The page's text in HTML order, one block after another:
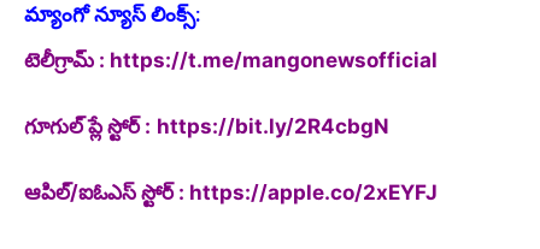
మ్యాంగో న్యూస్ లింక్స్:
టెలీగ్రామ్ : https://t.me/mangonewsofficial
గూగుల్ ప్లే స్టోర్ : https://bit.ly/2R4cbgN
ఆపిల్/ఐఓఎస్ స్టోర్ : https://apple.co/2xEYFJ